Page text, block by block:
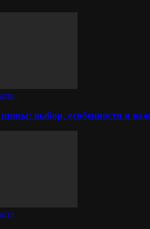
выбор, особенности и